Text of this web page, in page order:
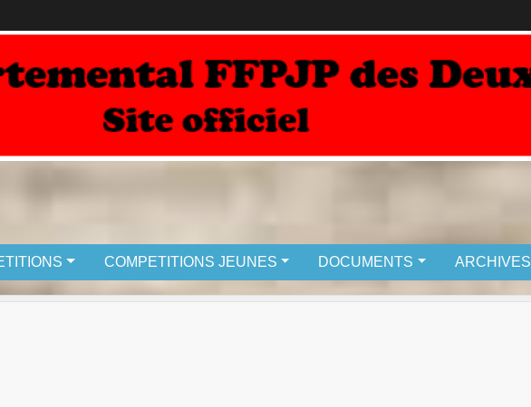
COMPETITIONS JEUNES DOCUMENTS ARCHIVES